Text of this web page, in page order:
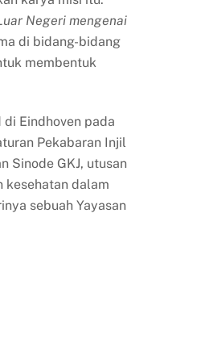
Negeri mengenai
di bidang-bidang
membentuk
Eindhoven pada
Pekabaran Injil
Sinode GKJ, utusan
kesehatan dalam
sebuah Yayasan